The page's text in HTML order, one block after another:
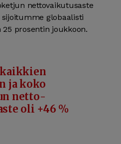
netto­vaikutus­aste
globaalisti
prosentin joukkoon.
ja koko
netto­
oli +46 %